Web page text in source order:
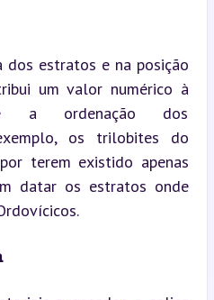
dos estratos e na posição
um valor numérico à
a ordenação dos
os trilobites do
terem existido apenas
datar os estratos onde